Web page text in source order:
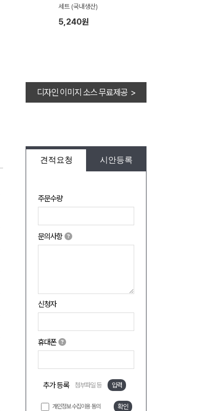
세트 (국내생산)
5,240원
디자인 이미지 소스 무료제공 >
견적요청 시안등록
주문수량
문의사항
신청자
휴대폰
추가 등록 첨부파일 등 입력
개인정보 수집이용 동의 확인